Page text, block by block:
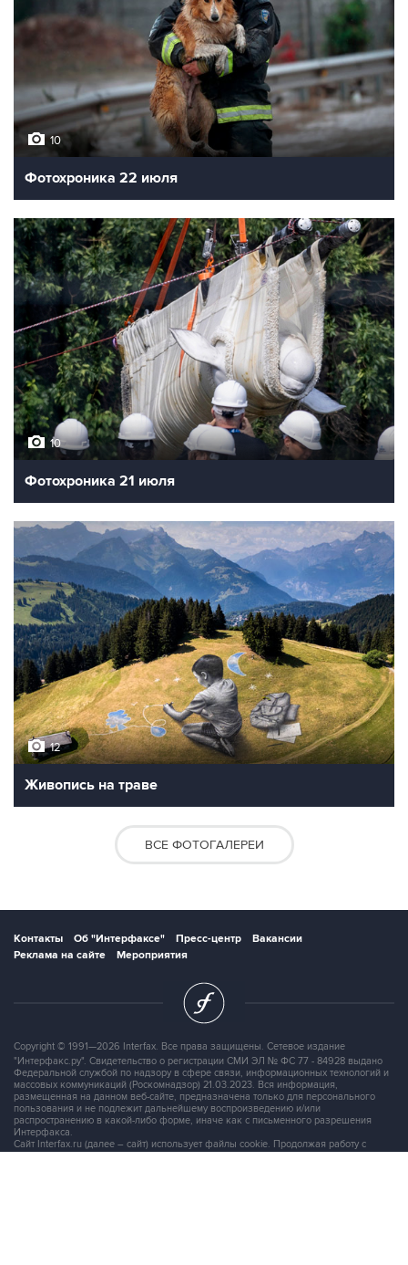
10
Фотохроника 22 июля
10
Фотохроника 21 июля
12
Живопись на траве
ВСЕ ФОТОГАЛЕРЕИ
Контакты Об "Интерфаксе" Пресс-центр
Вакансии
Реклама на сайте
Мероприятия
Copyright © 1991—2026 Interfax. Все права защищены. Сетевое издание
"Интерфакс.ру". Свидетельство о регистрации СМИ ЭЛ № ФС 77 - 84928 выдано
Федеральной службой по надзору в сфере связи, информационных технологий и
массовых коммуникаций (Роскомнадзор) 21.03.2023. Вся информация,
размещенная на данном веб-сайте, предназначена только для персонального
пользования и не подлежит дальнейшему воспроизведению и/или
распространению в какой-либо форме, иначе как с письменного разрешения
Интерфакса.
Сайт Interfax.ru (далее – сайт) использует файлы cookie. Продолжая работу с